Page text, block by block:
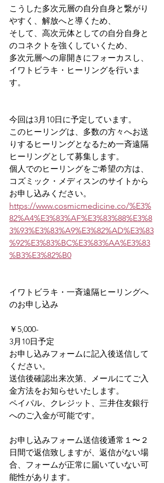
こうした多次元層の自分自身と繋がり
やすく、解放へと導くため、
そして、高次元体としての自分自身と
のコネクトを強くしていくため、
多次元層への扉開きにフォーカスし、
イワトビラキ・ヒーリングを行いま
す。
今回は3月10日に予定しています。
このヒーリングは、多数の方々へお送
りするヒーリングとなるため一斉遠隔
ヒーリングとして募集します。
個人でのヒーリングをご希望の方は、
コズミック・メディスンのサイトから
お申し込みください。
https://www.cosmicmedicine.co/%E3%
82%A4%E3%83%AF%E3%83%88%E3%8
3%93%E3%83%A9%E3%82%AD%E3%83
%92%E3%83%BC%E3%83%AA%E3%83
%B3%E3%82%B0
イワトビラキ・一斉遠隔ヒーリングへ
のお申し込み
￥5,000-
3月10日予定
お申し込みフォームに記入後送信して
ください。
送信後確認出来次第、メールにてご入
金方法をお知らせいたします。
ペイパル、クレジット、三井住友銀行
へのご入金が可能です。
お申し込みフォーム送信後通常１〜２
日間で返信致しますが、返信がない場
合、フォームが正常に届いていない可
能性があります。